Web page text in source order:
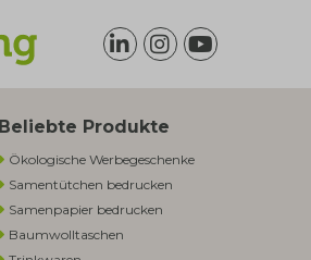
Beliebte Produkte
Ökologische Werbegeschenke​
Samentütchen bedrucken
Samenpapier bedrucken
Baumwolltaschen​